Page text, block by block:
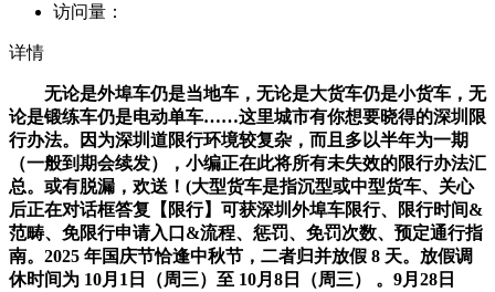
访问量：
详情
无论是外埠车仍是当地车，无论是大货车仍是小货车，无
论是锻练车仍是电动单车……这里城市有你想要晓得的深圳限
行办法。因为深圳道限行环境较复杂，而且多以半年为一期
（一般到期会续发），小编正在此将所有未失效的限行办法汇
总。或有脱漏，欢送！(大型货车是指沉型或中型货车、关心
后正在对话框答复【限行】可获深圳外埠车限行、限行时间&
范畴、免限行申请入口&流程、惩罚、免罚次数、预定通行指
南。2025 年国庆节恰逢中秋节，二者归并放假 8 天。放假调
休时间为 10月1日（周三）至 10月8日（周三） 。9月28日